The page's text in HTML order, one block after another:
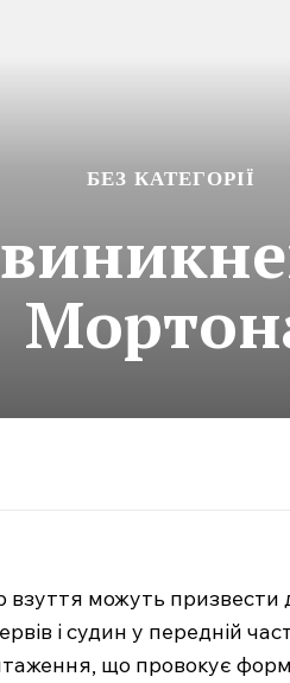
БЕЗ КАТЕГОРІЇ
взуття можуть призвести
і судин у передній
що провокує